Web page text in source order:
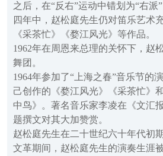
之后，在“反右”运动中错划为“右派
四年中，赵松庭先生仍对笛乐艺术
《采茶忙》《婺江风光》等作品。
1962年在周恩来总理的关怀下，赵
舞团。
1964年参加了“上海之春”音乐节的
己创作的《婺江风光》《采茶忙》
中鸟》。著名音乐家李凌在《文汇
题撰文对其大加赞赏。
赵松庭先生在二十世纪六十年代初
文革期间，赵松庭先生的演奏生涯